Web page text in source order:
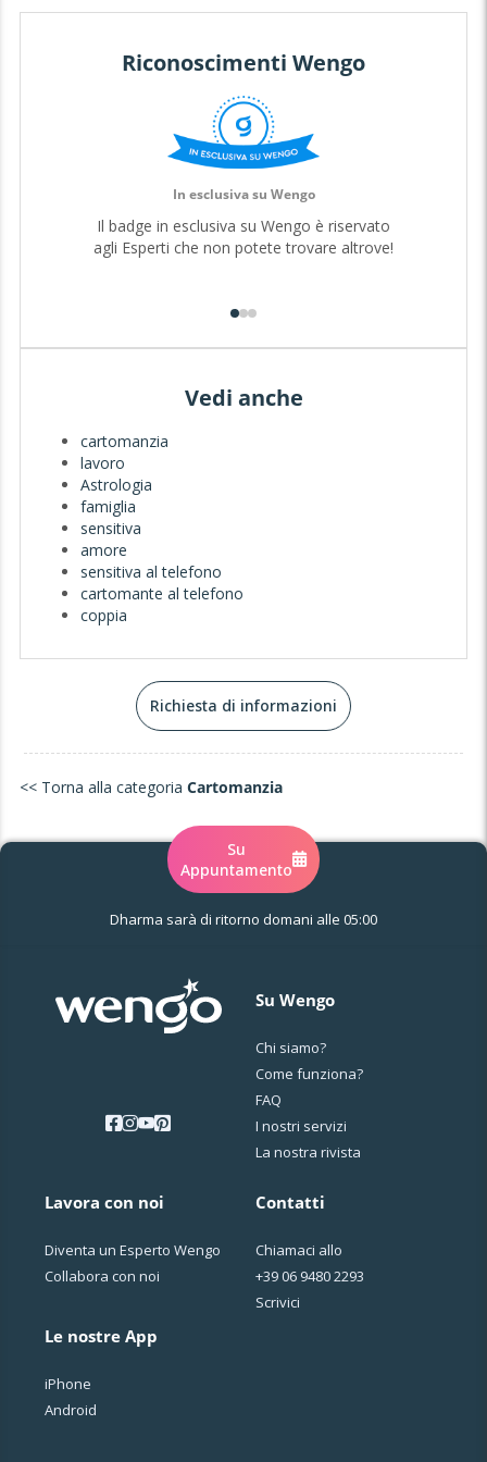
Riconoscimenti Wengo
In esclusiva su Wengo
Il badge in esclusiva su Wengo è riservato
agli Esperti che non potete trovare altrove!
Vedi anche
cartomanzia
lavoro
Astrologia
famiglia
sensitiva
amore
sensitiva al telefono
cartomante al telefono
coppia
Richiesta di informazioni
<< Torna alla categoria Cartomanzia
Su
Appuntamento
Dharma sarà di ritorno domani alle 05:00
Su Wengo
Chi siamo?
Come funziona?
FAQ
I nostri servizi
La nostra rivista
Lavora con noi
Diventa un Esperto Wengo
Collabora con noi
Le nostre App
iPhone
Android
Contatti
Chiamaci allo
+39 06 9480 2293
Scrivici